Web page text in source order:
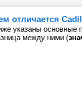
отличается
указаны основные
между ними (